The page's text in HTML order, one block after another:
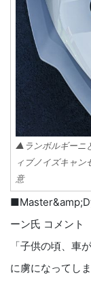
▲ランボルギーニ
ィブノイズキャ
意
ーン氏 コメント
「子供の頃、車
に虜になってし